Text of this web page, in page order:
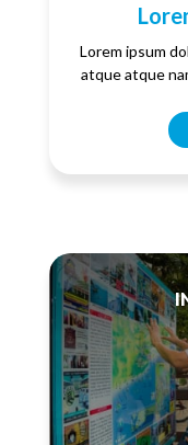
Lorem ipsum
atque atque